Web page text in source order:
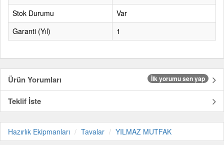
Stok Durumu
Var
Garanti (Yıl)
1
Ürün Yorumları İlk yorumu sen yap
Teklif İste
Hazırlık Ekipmanları Tavalar YILMAZ MUTFAK